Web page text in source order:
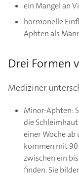
ein Mangel an
hormonelle
Aphten als
Drei Formen
Mediziner
Minor-Aphten:
die
einer Woche
kommen mit
zwischen ein
finden. Sie